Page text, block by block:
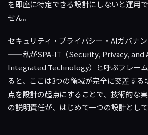
を即座に特定できる設計にしないと運用
せん。
セキュリティ・プライバシー・AIガバナ
——私がSPA-IT（Security, Privacy, and
Integrated Technology）と呼ぶフレー
ると、ここは3つの領域が完全に交差する
点を設計の起点にすることで、技術的な
の説明責任が、はじめて一つの設計として